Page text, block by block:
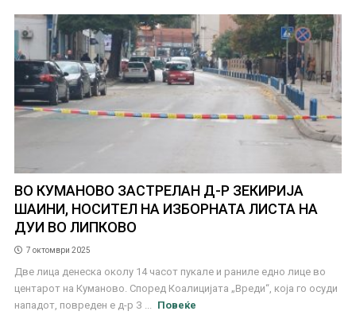
ВО КУМАНОВО ЗАСТРЕЛАН Д-Р ЗЕКИРИЈА
ШАИНИ, НОСИТЕЛ НА ИЗБОРНАТА ЛИСТА НА
ДУИ ВО ЛИПКОВО
7 октомври 2025
Две лица денеска околу 14 часот пукале и раниле едно лице во
центарот на Куманово. Според Коалицијата „Вреди“, која го осуди
нападот, повреден е д-р З ...
Повеќе